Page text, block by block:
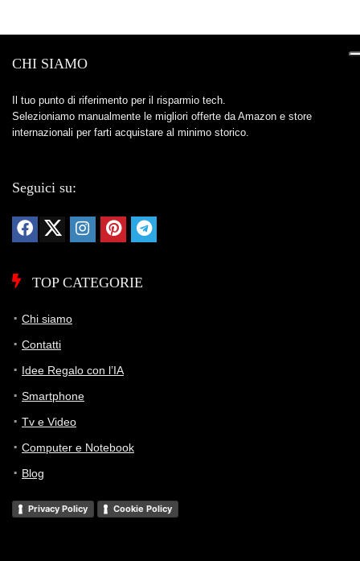
CHI SIAMO
Il tuo punto di riferimento per il risparmio tech.
Selezioniamo manualmente le migliori offerte da Amazon e store
internazionali per farti acquistare al minimo storico.
Seguici su:
TOP CATEGORIE
Chi siamo
Contatti
Idee Regalo con l’IA
Smartphone
Tv e Video
Computer e Notebook
Blog
Privacy Policy Cookie Policy